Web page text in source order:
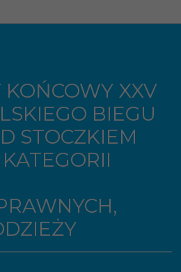
XXV
BIEGU
STOCZKIEM